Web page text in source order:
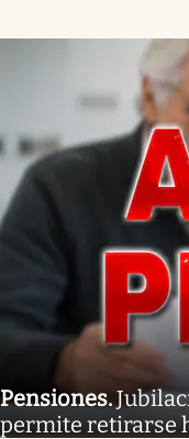
Pensiones.
permite retirarse